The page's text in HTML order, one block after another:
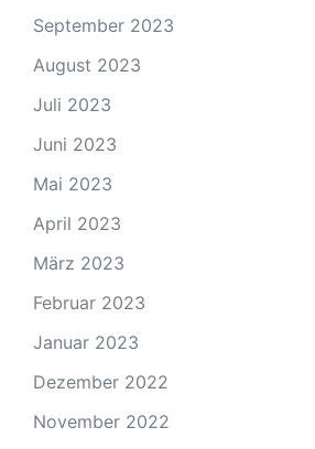
September 2023
August 2023
Juli 2023
Juni 2023
Mai 2023
April 2023
März 2023
Februar 2023
Januar 2023
Dezember 2022
November 2022